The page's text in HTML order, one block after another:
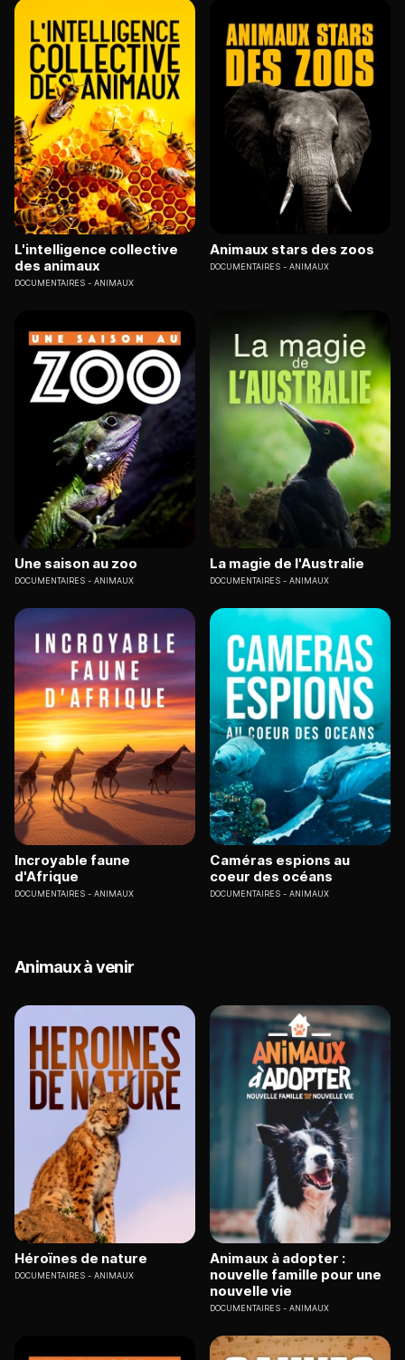
L'intelligence collective
des animaux
DOCUMENTAIRES ANIMAUX
Animaux stars des zoos
DOCUMENTAIRES ANIMAUX
Une saison au zoo
DOCUMENTAIRES ANIMAUX
La magie de l'Australie
DOCUMENTAIRES ANIMAUX
Incroyable faune
d'Afrique
DOCUMENTAIRES ANIMAUX
Caméras espions au
coeur des océans
DOCUMENTAIRES ANIMAUX
Animaux à venir
Héroïnes de nature
DOCUMENTAIRES ANIMAUX
Animaux à adopter :
nouvelle famille pour une
nouvelle vie
DOCUMENTAIRES ANIMAUX